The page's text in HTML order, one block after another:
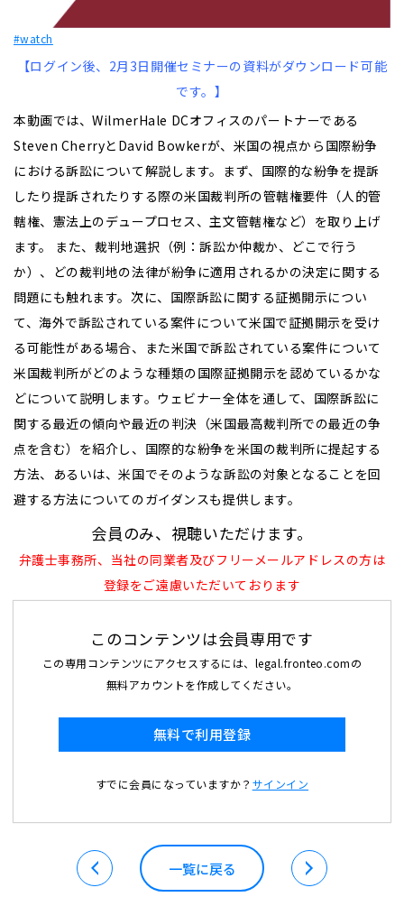
#watch
【ログイン後、2月3日開催セミナーの資料がダウンロード可能
です。】
本動画では、WilmerHale DCオフィスのパートナーである
Steven CherryとDavid Bowkerが、米国の視点から国際紛争
における訴訟について解説します。まず、国際的な紛争を提訴
したり提訴されたりする際の米国裁判所の管轄権要件（人的管
轄権、憲法上のデュープロセス、主文管轄権など）を取り上げ
ます。 また、裁判地選択（例：訴訟か仲裁か、どこで行う
か）、どの裁判地の法律が紛争に適用されるかの決定に関する
問題にも触れます。次に、国際訴訟に関する証拠開示につい
て、海外で訴訟されている案件について米国で証拠開示を受け
る可能性がある場合、また米国で訴訟されている案件について
米国裁判所がどのような種類の国際証拠開示を認めているかな
どについて説明します。ウェビナー全体を通して、国際訴訟に
関する最近の傾向や最近の判決（米国最高裁判所での最近の争
点を含む）を紹介し、国際的な紛争を米国の裁判所に提起する
方法、あるいは、米国でそのような訴訟の対象となることを回
避する方法についてのガイダンスも提供します。
会員のみ、視聴いただけます。
弁護士事務所、当社の同業者及びフリーメールアドレスの方は
登録をご遠慮いただいております
このコンテンツは会員専用です
この専用コンテンツにアクセスするには、legal.fronteo.comの
無料アカウントを作成してください。
無料で利用登録
すでに会員になっていますか？ サインイン
一覧に戻る